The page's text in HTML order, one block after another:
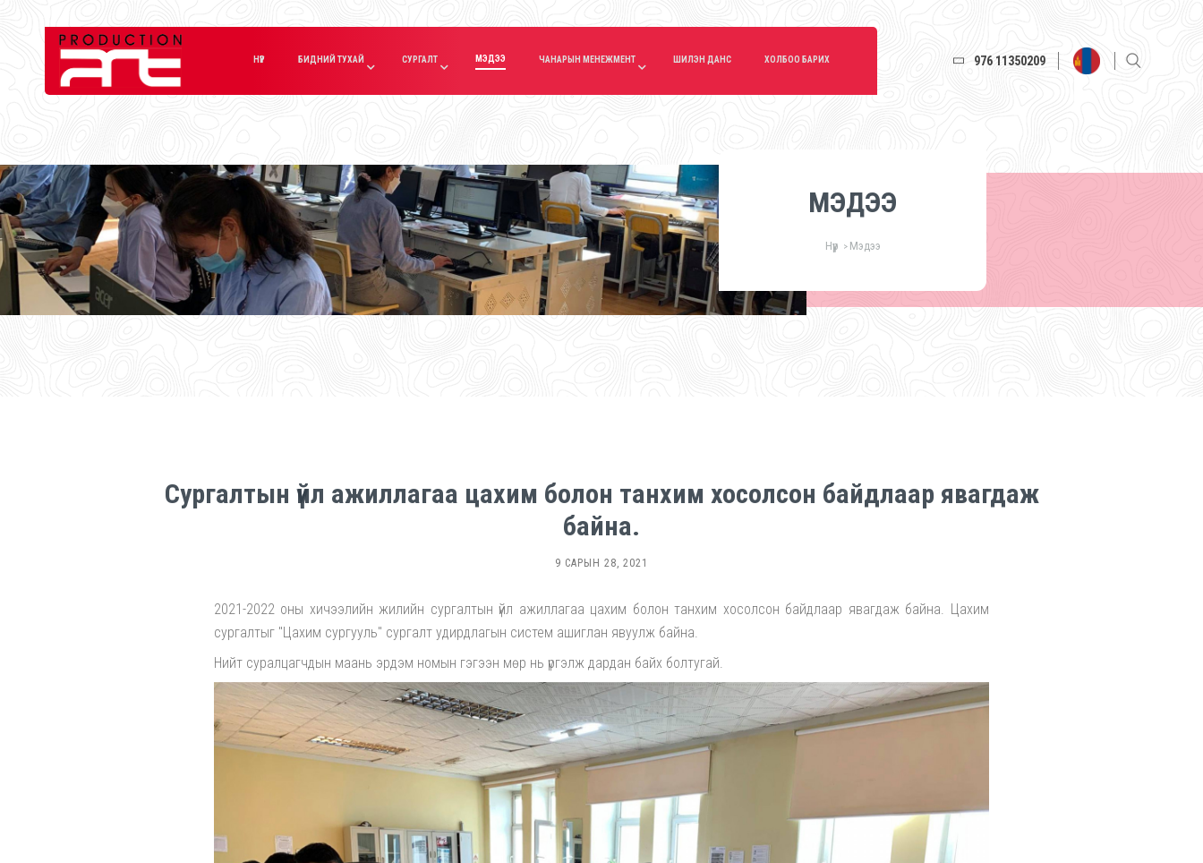
НҮҮР БИДНИЙ ТУХАЙ СУРГАЛТ МЭДЭЭ ЧАНАРЫН МЕНЕЖМЕНТ ШИЛЭН ДАНС ХОЛБОО БАРИХ 976 11350209
МЭДЭЭ
Нүүр > Мэдээ
Сургалтын үйл ажиллагаа цахим болон танхим хосолсон байдлаар явагдаж
байна.
9 САРЫН 28, 2021
2021-2022 оны хичээлийн жилийн сургалтын үйл ажиллагаа цахим болон танхим хосолсон байдлаар явагдаж байна. Цахим
сургалтыг "Цахим сургууль" сургалт удирдлагын систем ашиглан явуулж байна.
Нийт суралцагчдын маань эрдэм номын гэгээн мөр нь үргэлж дардан байх болтугай.